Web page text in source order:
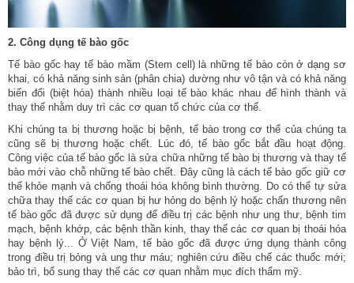
2. Công dụng tế bào gốc
Tế bào gốc hay tế bào mầm (Stem cell) là những tế bào còn ở dạng sơ
khai, có khả năng sinh sản (phân chia) dường như vô tận và có khả năng
biến đổi (biệt hóa) thành nhiều loại tế bào khác nhau để hình thành và
thay thế nhằm duy trì các cơ quan tổ chức của cơ thể.
Khi chúng ta bị thương hoặc bị bệnh, tế bào trong cơ thể của chúng ta
cũng sẽ bị thương hoặc chết. Lúc đó, tế bào gốc bắt đầu hoạt động.
Công việc của tế bào gốc là sửa chữa những tế bào bị thương và thay tế
bào mới vào chỗ những tế bào chết. Đây cũng là cách tế bào gốc giữ cơ
thể khỏe mạnh và chống thoái hóa không bình thường. Do có thể tự sửa
chữa thay thế các cơ quan bị hư hỏng do bệnh lý hoặc chấn thương nên
tế bào gốc đã được sử dụng để điều trị các bệnh như ung thư, bệnh tim
mạch, bệnh khớp, các bệnh thần kinh, thay thế các cơ quan bị thoái hóa
hay bệnh lý... Ở Việt Nam, tế bào gốc đã được ứng dụng thành công
trong điều trị bỏng và ung thư máu; nghiên cứu điều chế các thuốc mới;
bảo trì, bổ sung thay thế các cơ quan nhằm mục đích thẩm mỹ.